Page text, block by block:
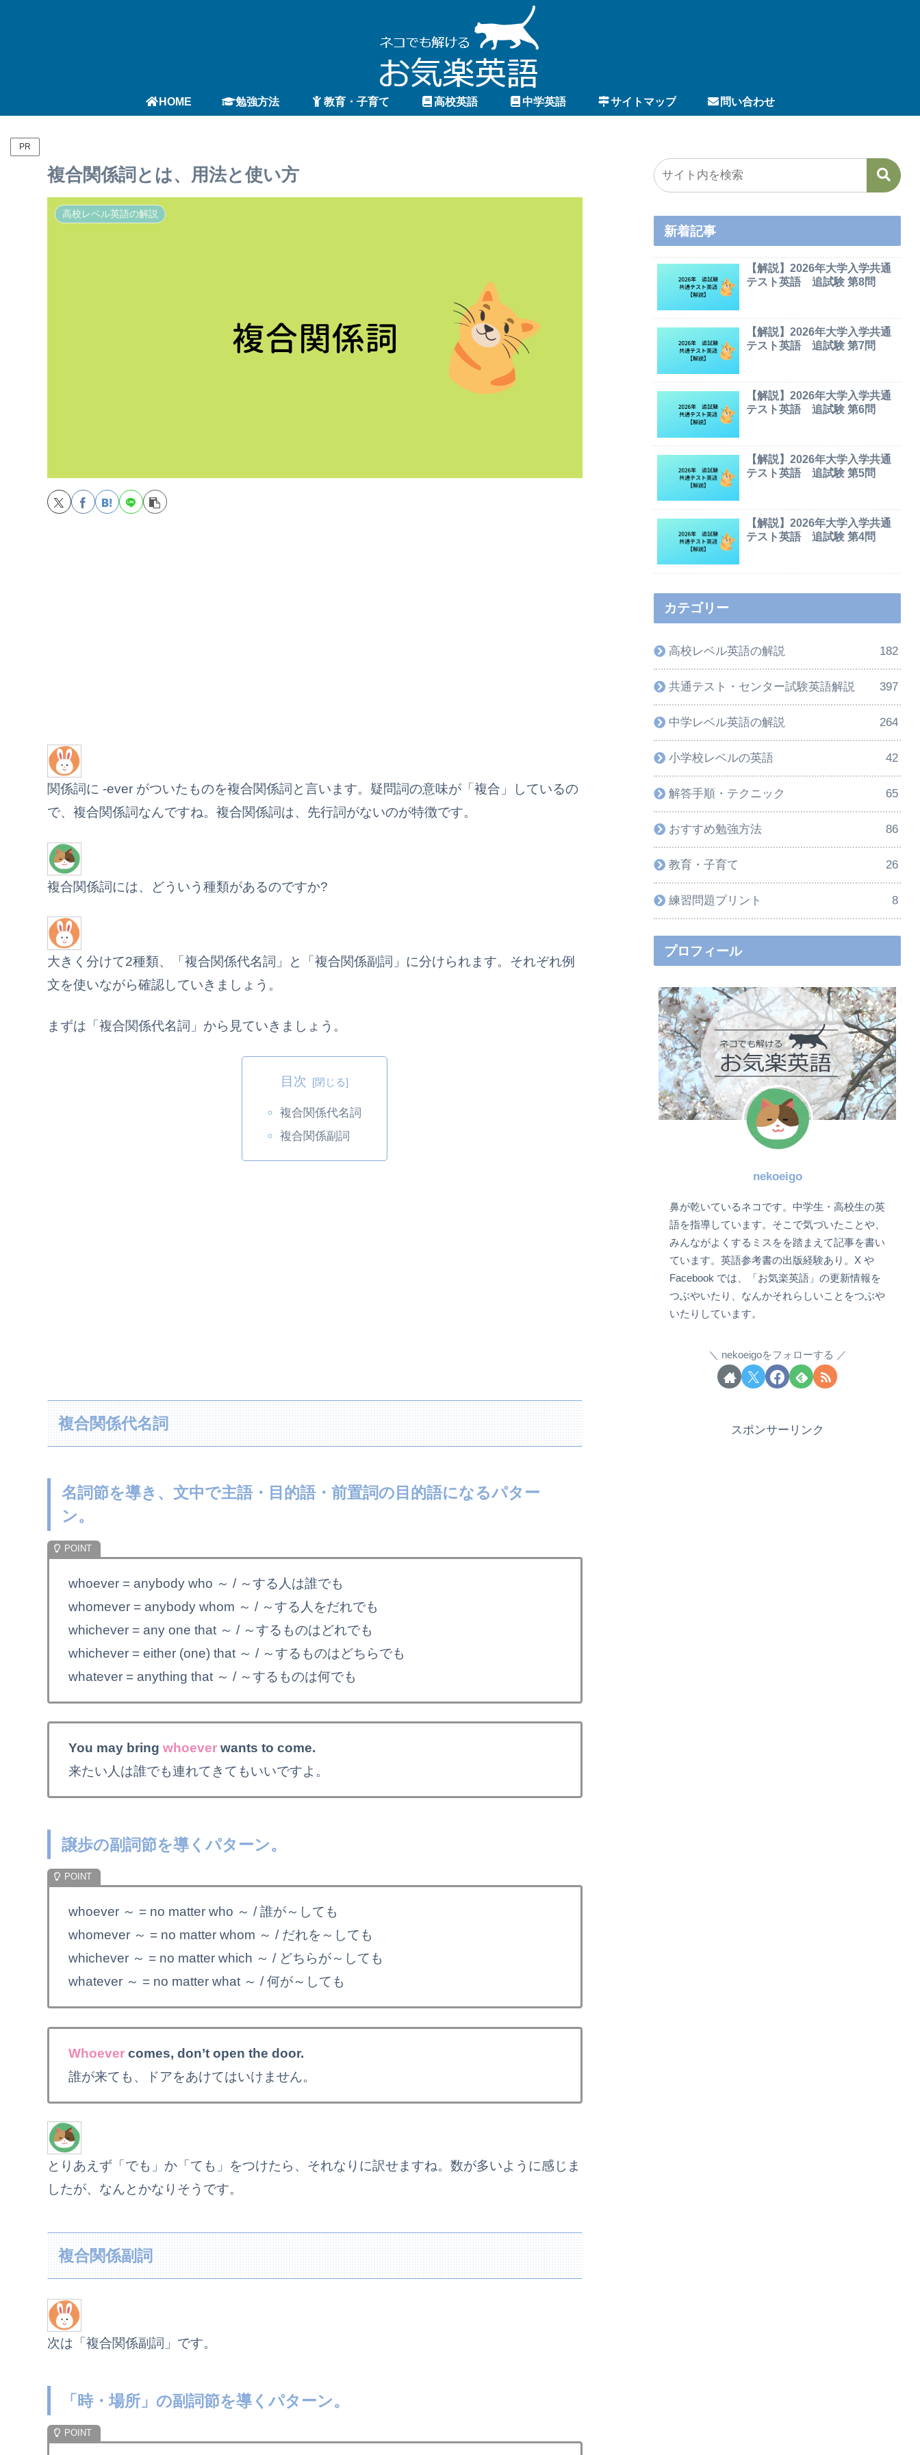
HOME 勉強方法 教育・子育て 高校英語 中学英語 サイトマップ 問い合わせ
PR
複合関係詞とは、用法と使い方
高校レベル英語の解説
関係詞に -ever がついたものを複合関係詞と言います。疑問詞の意味が「複合」しているの
で、複合関係詞なんですね。複合関係詞は、先行詞がないのが特徴です。
複合関係詞には、どういう種類があるのですか?
大きく分けて2種類、「複合関係代名詞」と「複合関係副詞」に分けられます。それぞれ例
文を使いながら確認していきましょう。
まずは「複合関係代名詞」から見ていきましょう。
目次
複合関係代名詞
複合関係副詞
複合関係代名詞
名詞節を導き、文中で主語・目的語・前置詞の目的語になるパター
ン。
whoever = anybody who ～ / ～する人は誰でも
whomever = anybody whom ～ / ～する人をだれでも
whichever = any one that ～ / ～するものはどれでも
whichever = either (one) that ～ / ～するものはどちらでも
whatever = anything that ～ / ～するものは何でも
You may bringwhoever wants to come.
来たい人は誰でも連れてきてもいいですよ。
譲歩の副詞節を導くパターン。
whoever ～ = no matter who ～ / 誰が～しても
whomever ～ = no matter whom ～ / だれを～しても
whichever ～ = no matter which ～ / どちらが～しても
whatever ～ = no matter what ～ / 何が～しても
Whoever comes, don’t open the door.
誰が来ても、ドアをあけてはいけません。
とりあえず「でも」か「ても」をつけたら、それなりに訳せますね。数が多いように感じま
したが、なんとかなりそうです。
複合関係副詞
次は「複合関係副詞」です。
「時・場所」の副詞節を導くパターン。
新着記事
【解説】2026年大学入学共通
テスト英語 追試験 第8問
【解説】2026年大学入学共通
テスト英語 追試験 第7問
【解説】2026年大学入学共通
テスト英語 追試験 第6問
【解説】2026年大学入学共通
テスト英語 追試験 第5問
【解説】2026年大学入学共通
テスト英語 追試験 第4問
カテゴリー
高校レベル英語の解説 182
共通テスト・センター試験英語解説 397
中学レベル英語の解説 264
小学校レベルの英語 42
解答手順・テクニック 65
おすすめ勉強方法 86
教育・子育て 26
練習問題プリント 8
プロフィール
nekoeigo
鼻が乾いているネコです。中学生・高校生の英
語を指導しています。そこで気づいたことや、
みんながよくするミスをを踏まえて記事を書い
ています。英語参考書の出版経験あり。X や
Facebook では、「お気楽英語」の更新情報を
つぶやいたり、なんかそれらしいことをつぶや
いたりしています。
nekoeigoをフォローする
スポンサーリンク